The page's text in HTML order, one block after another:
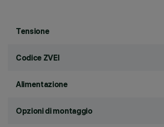
Tensione
Codice ZVEI
Alimentazione
Opzioni di montaggio